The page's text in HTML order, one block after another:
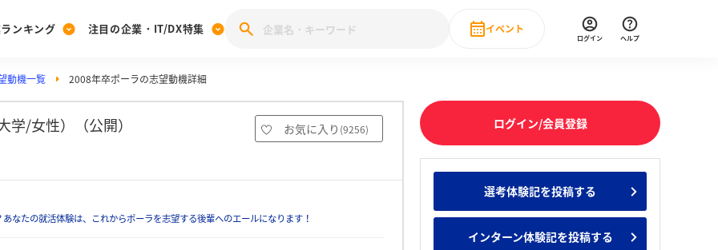
[27卒] 本選考体験記投稿キャンペーン
ンキング
みんなのDX企業就職ブランド調査
みんなの新卒就職人気企業ランキング みんなのインターン人気企業ランキ
注目の企業・IT/DX特集
28卒 IT・DX現場社員インタビュー
イベント
直近のイベント一覧
ログイン ヘルプ
動機一覧 2008年卒ポーラの志望動機詳細
/女性）（公開） お気に入り (9256)
なたの就活体験は、これからポーラを志望する後輩へのエールになります！
ログイン/会員登録
選考体験記を投稿する
インターン体験記を投稿する